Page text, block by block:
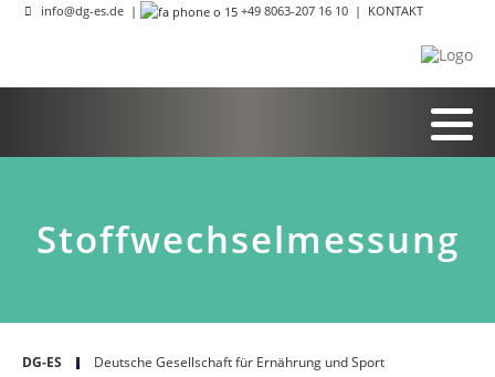
info@dg-es.de | +49 8063-207 16 10 | KONTAKT
Stoffwechselmessung
DG-ES Deutsche Gesellschaft für Ernährung und Sport